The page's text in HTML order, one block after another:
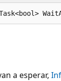
a esperar,